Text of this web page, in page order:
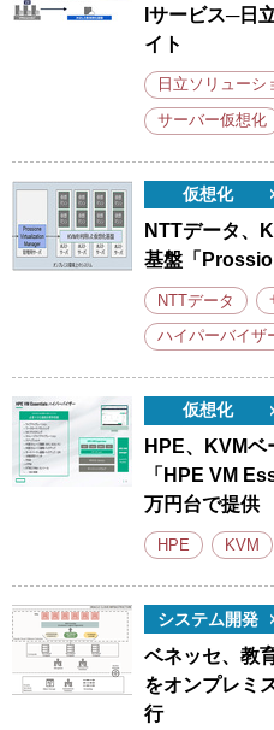
Iサービス─日
イト
日立ソリューシ
サーバー仮想化
仮想化
NTTデータ、
基盤「
NTTデータ
ハイパーバイザ
仮想化
HPE、KVMベ
「HPE VM
万円台で提供
HPE KVM
システム開発
ベネッセ、教
をオンプレミ
行